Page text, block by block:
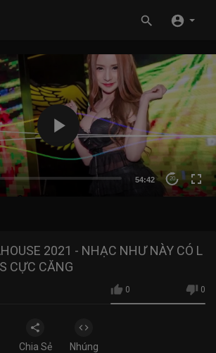
54:42 20
2021 - NHẠC NHƯ NÀY CÓ L
CỰC CĂNG
0 0
Chia Sẻ Nhúng